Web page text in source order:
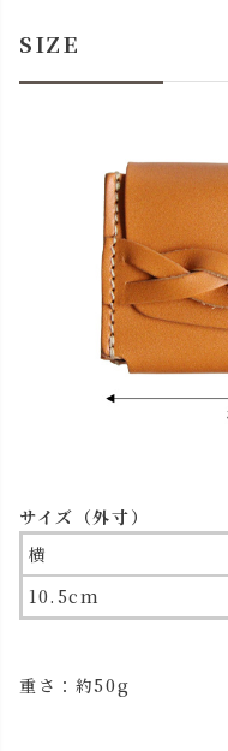
SIZE
サイズ（外寸）
横
10.5cm
重さ：約50g